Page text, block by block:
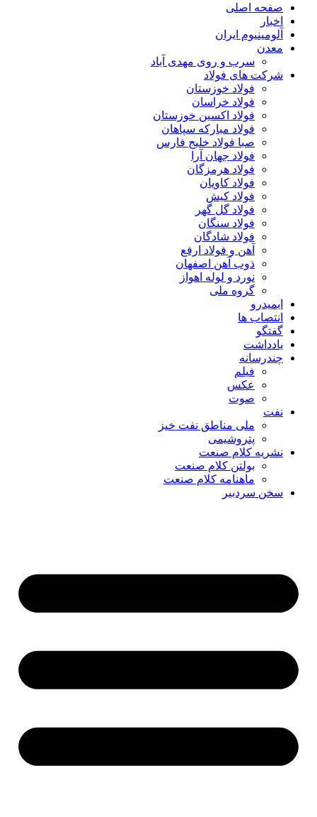
صفحه اصلی
اخبار
آلومینیوم ایران
معدن
سرب و روی مهدی آباد
شرکت های فولاد
فولاد خوزستان
فولاد خراسان
فولاد اکسین خوزستان
فولاد مبارکه سپاهان
صبا فولاد خلیج فارس
فولاد جهان آرا
فولاد هرمزگان
فولاد کاویان
فولاد کیش
فولاد گل گهر
فولاد سنگان
فولاد شادگان
آهن و فولاد ارفع
ذوب آهن اصفهان
نورد و لوله اهواز
گروه ملی
ایمیدرو
انتصاب ها
گفتگو
یادداشت
چندرسانه
فیلم
عکس
صوت
نفت
ملی مناطق نفت خیز
پتروشیمی
نشریه کلام صنعت
بولتن کلام صنعت
ماهنامه کلام صنعت
سخن سردبیر